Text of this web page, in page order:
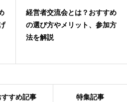
経営者交流会とは？おすすめ
の選び方やメリット、参加方
法を解説
すすめ記事 特集記事